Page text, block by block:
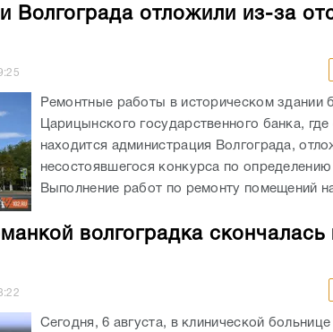
Волгограда отложили из-за
Ремонтные работы в историческом здании
Царицынского государственного банка, где
находится администрация Волгограда,
несостоявшегося конкурса по
Выполнение работ по ремонту помещений
волгоградка скончалась
Сегодня, 6 августа, в клинической